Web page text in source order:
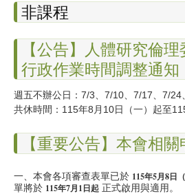
非課程
【公告】人體研究倫
行政作業時間調整通知
週五不辦公日：7/3、7/10、7/17、7/
共休時間：115年8月10日（一）起至
【重要公告】本會相
一、本會各項審查表單已於 115年5月8日
單將於 115年7月1日起 正式啟用與適用。